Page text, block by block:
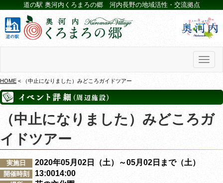
道の駅 奥河内くろまろの郷 河内長野の地域活性・交流拠点
HOME < （中止になりました）みどころガイドツアー
（中止になりました）みどころガ
イドツアー
実施日 2020年05月02日（土）～05月02日まで（土）
開催時刻 13:0014:00